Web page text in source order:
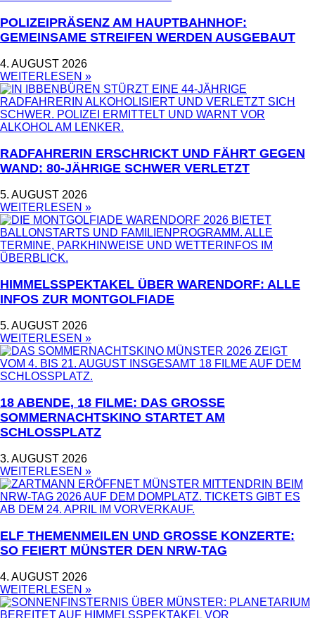
POLIZEIPRÄSENZ AM HAUPTBAHNHOF:
GEMEINSAME STREIFEN WERDEN AUSGEBAUT
4. AUGUST 2026
WEITERLESEN »
RADFAHRERIN ERSCHRICKT UND FÄHRT GEGEN
WAND: 80-JÄHRIGE SCHWER VERLETZT
5. AUGUST 2026
WEITERLESEN »
HIMMELSSPEKTAKEL ÜBER WARENDORF: ALLE
INFOS ZUR MONTGOLFIADE
5. AUGUST 2026
WEITERLESEN »
18 ABENDE, 18 FILME: DAS GROSSE S
OMMERNACHTSKINO STARTET AM S
CHLOSSPLATZ
3. AUGUST 2026
WEITERLESEN »
ELF THEMENMEILEN UND GROSSE KONZERTE: S
O FEIERT MÜNSTER DEN NRW-TAG
4. AUGUST 2026
WEITERLESEN »